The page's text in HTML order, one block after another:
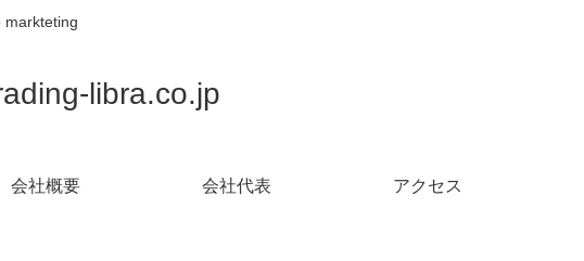
libra.co.jp
会社概要 会社代表 アクセス